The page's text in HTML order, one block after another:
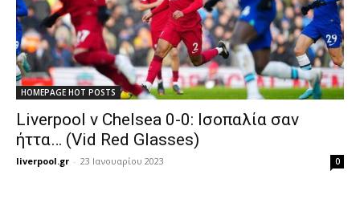
HOMEPAGE HOT POSTS
Liverpool v Chelsea 0-0: Ισοπαλία σαν
ήττα… (Vid Red Glasses)
liverpool.gr - 23 Ιανουαρίου 2023 0